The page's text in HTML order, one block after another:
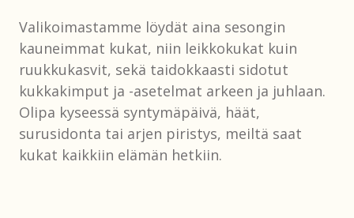
Valikoimastamme löydät aina sesongin
kauneimmat kukat, niin leikkokukat kuin
ruukkukasvit, sekä taidokkaasti sidotut
kukkakimput ja -asetelmat arkeen ja juhlaan.
Olipa kyseessä syntymäpäivä, häät,
surusidonta tai arjen piristys, meiltä saat
kukat kaikkiin elämän hetkiin.